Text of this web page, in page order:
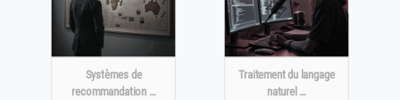
Systèmes de
recommandation …
Traitement du langage
naturel …